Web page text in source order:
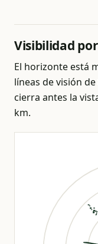
Visibilidad
El horizonte está
líneas de visión
cierra antes la
km.